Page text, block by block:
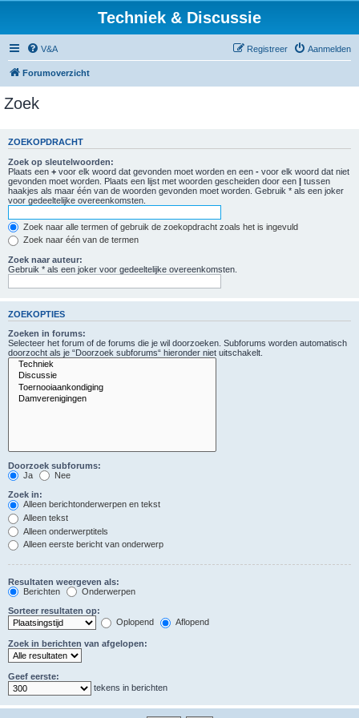
Techniek & Discussie
V&A Aanmelden
Registreer
Forumoverzicht
Zoek
ZOEKOPDRACHT
Zoek op sleutelwoorden:
Plaats een + voor elk woord dat gevonden moet worden en een - voor elk woord dat niet
gevonden moet worden. Plaats een lijst met woorden gescheiden door een | tussen
haakjes als maar één van de woorden gevonden moet worden. Gebruik * als een joker
voor gedeeltelijke overeenkomsten.
Zoek naar alle termen of gebruik de zoekopdracht zoals het is ingevuld
Zoek naar één van de termen
Zoek naar auteur:
Gebruik * als een joker voor gedeeltelijke overeenkomsten.
ZOEKOPTIES
Zoeken in forums:
Selecteer het forum of de forums die je wil doorzoeken. Subforums worden automatisch
doorzocht als je “Doorzoek subforums“ hieronder niet uitschakelt.
Doorzoek subforums:
Ja
Nee
Zoek in:
Alleen berichtonderwerpen en tekst
Alleen tekst
Alleen onderwerptitels
Alleen eerste bericht van onderwerp
Resultaten weergeven als:
Berichten
Onderwerpen
Sorteer resultaten op:
Oplopend
Aflopend
Zoek in berichten van afgelopen:
Geef eerste:
tekens in berichten